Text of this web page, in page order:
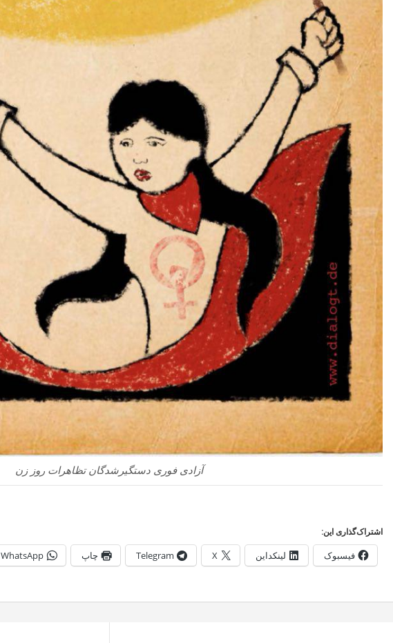
آزادی فوری دستگیرشدگان تظاهرات روز زن
اشتراک‌گذاری این:
فیسبوک لینکداین X
Telegram چاپ WhatsApp